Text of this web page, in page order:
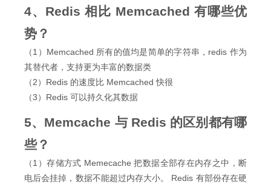
4、Redis 相比 Memcached 有哪些优
势？
（1）Memcached 所有的值均是简单的字符串，redis 作为
其替代者，支持更为丰富的数据类
（2）Redis 的速度比 Memcached 快很
（3）Redis 可以持久化其数据
5、Memcache 与 Redis 的区别都有哪
些？
（1）存储方式 Memecache 把数据全部存在内存之中，断
电后会挂掉，数据不能超过内存大小。 Redis 有部份存在硬